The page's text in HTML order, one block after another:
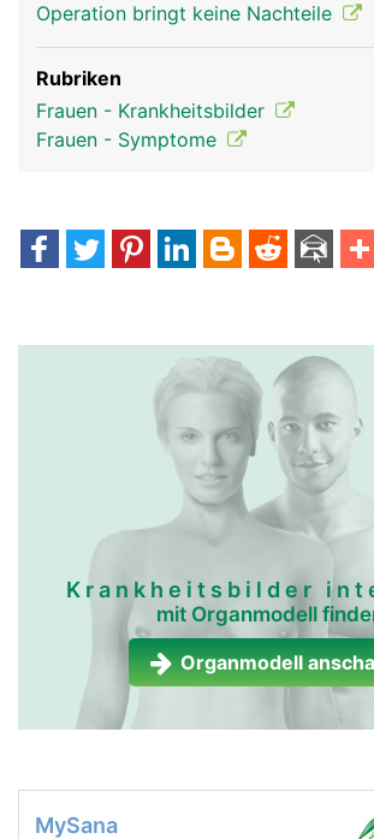
Operation bringt keine Nachteile
Rubriken
Frauen - Krankheitsbilder
Frauen - Symptome
Krankheitsbilder
mit Organmodell
Organmodell
MySana